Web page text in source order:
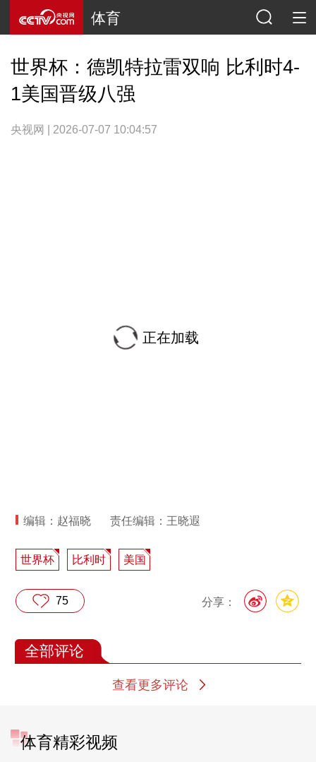
体育
世界杯：德凯特拉雷双响 比利时4-
1美国晋级八强
央视网 | 2026-07-07 10:04:57
正在加载
编辑：赵福晓 责任编辑：王晓遐
世界杯 比利时 美国
分享：
75
全部评论
查看更多评论
体育精彩视频